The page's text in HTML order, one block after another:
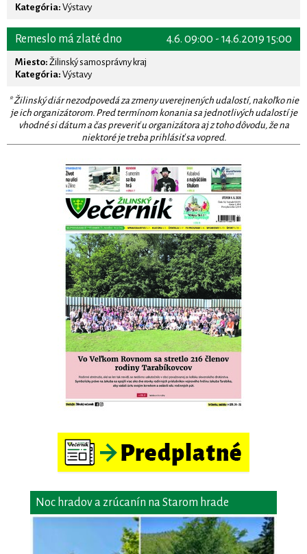
Kategória: Výstavy
4.6. 09:00 - 14.6.2019 15:00
Remeslo má zlaté dno
Miesto: Žilinský samosprávny kraj
Kategória: Výstavy
* Žilinský diár nezodpovedá za zmeny uverejnených udalostí, nakoľko nie
je ich organizátorom. Pred termínom konania sa jednotlivých udalostí je
vhodné si dátum a čas preveriť u organizátora aj z toho dôvodu, že na
niektoré je treba prihlásiť sa vopred.
Noc hradov a zrúcanín na Starom hrade